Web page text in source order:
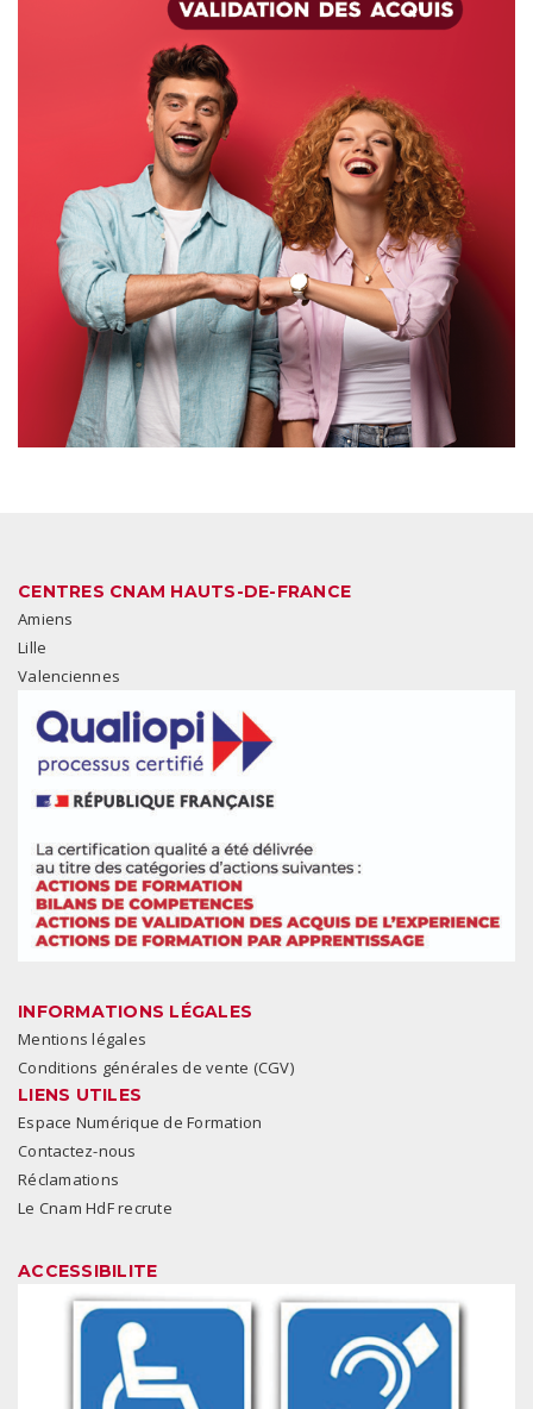
CENTRES CNAM HAUTS-DE-FRANCE
Amiens
Lille
Valenciennes
INFORMATIONS LÉGALES
Mentions légales
Conditions générales de vente (CGV)
LIENS UTILES
Espace Numérique de Formation
Contactez-nous
Réclamations
Le Cnam HdF recrute
ACCESSIBILITE